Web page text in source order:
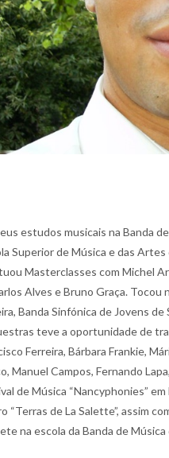
estudos musicais na Banda
Superior de Música e das
Masterclasses com Michel
Alves e Bruno Graça.
Banda Sinfónica de Jovens
teve a oportunidade de
Ferreira, Bárbara Frankie,
Manuel Campos, Fernando
de Música “Nancyphonies”
de La Salette”, assim
na escola da Banda de